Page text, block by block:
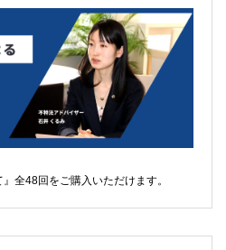
全48回をご購入いただけます。